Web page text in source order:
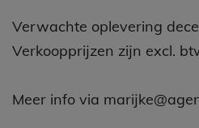
Verwachte oplevering
Verkoopprijzen zijn excl.
Meer info via